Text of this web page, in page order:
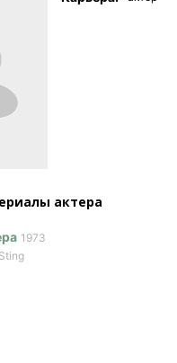
актера
1973